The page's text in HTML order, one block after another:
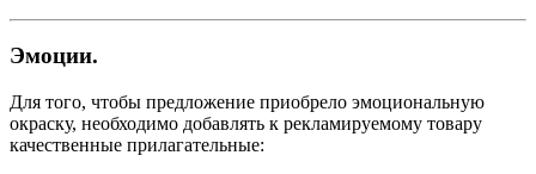
Эмоции.
Для того, чтобы предложение приобрело эмоциональную
окраску, необходимо добавлять к рекламируемому товару
качественные прилагательные: